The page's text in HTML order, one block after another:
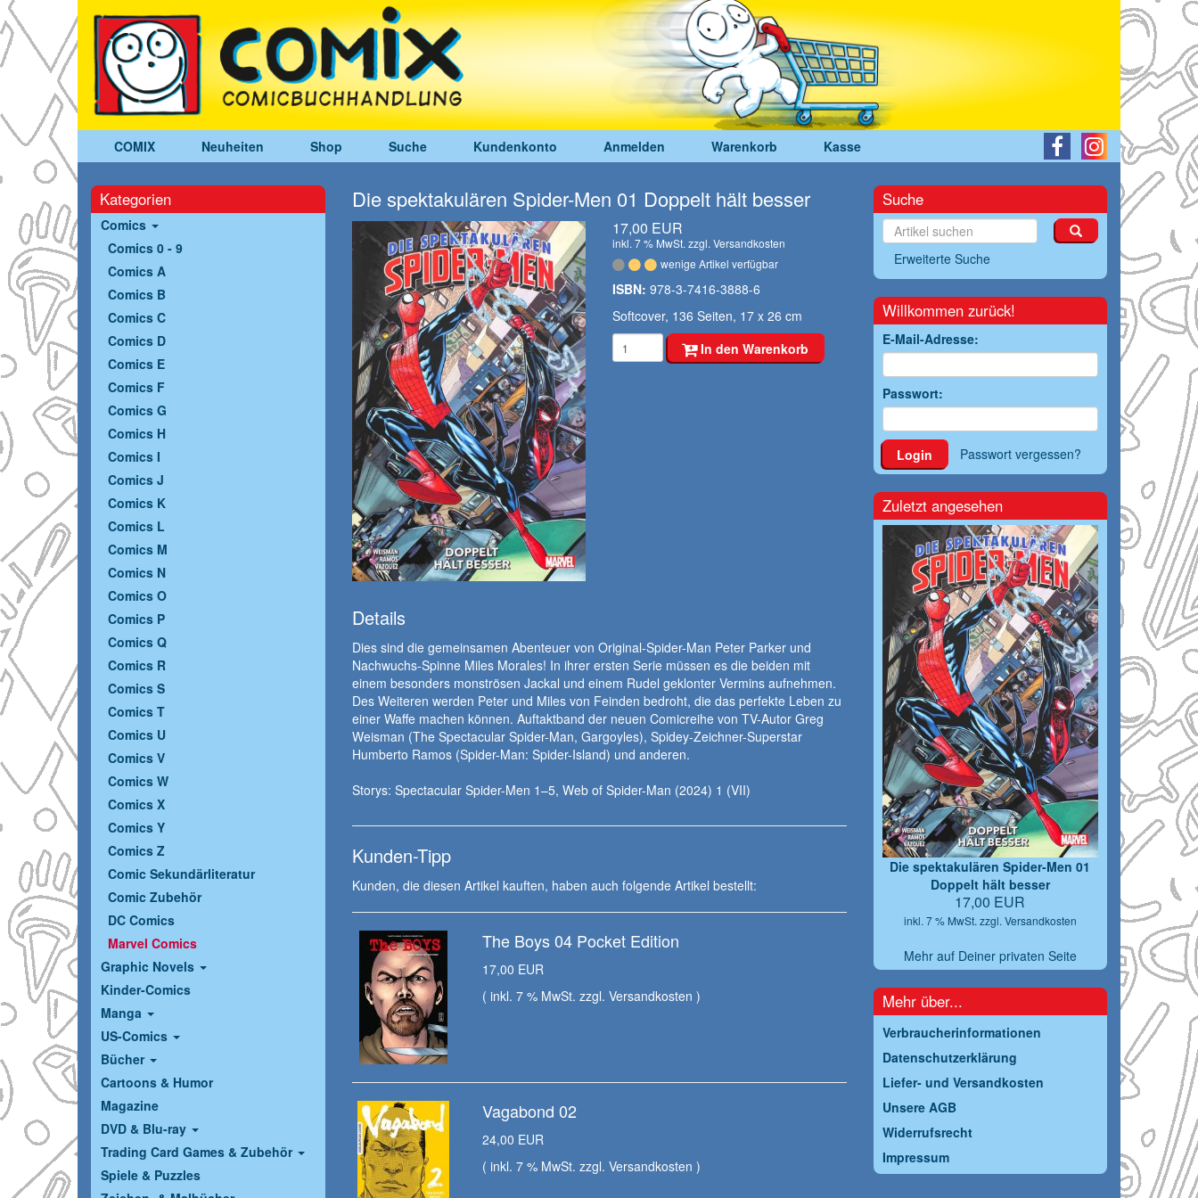
COMIX Neuheiten Shop Suche Kundenkonto Anmelden Warenkorb Kasse
Kategorien
Comics
Comics 0 - 9
Comics A
Comics B
Comics C
Comics D
Comics E
Comics F
Comics G
Comics H
Comics I
Comics J
Comics K
Comics L
Comics M
Comics N
Comics O
Comics P
Comics Q
Comics R
Comics S
Comics T
Comics U
Comics V
Comics W
Comics X
Comics Y
Comics Z
Comic Sekundärliteratur
Comic Zubehör
DC Comics
Marvel Comics
Graphic Novels
Kinder-Comics
Manga
US-Comics
Bücher
Cartoons & Humor
Magazine
DVD & Blu-ray
Trading Card Games & Zubehör
Spiele & Puzzles
Die spektakulären Spider-Men 01 Doppelt hält besser
17,00 EUR
inkl. 7 % MwSt. zzgl. Versandkosten
wenige Artikel verfügbar
ISBN: 978-3-7416-3888-6
Softcover, 136 Seiten, 17 x 26 cm
In den Warenkorb
Details
Dies sind die gemeinsamen Abenteuer von Original-Spider-Man Peter Parker und
Nachwuchs-Spinne Miles Morales! In ihrer ersten Serie müssen es die beiden mit
einem besonders monströsen Jackal und einem Rudel geklonter Vermins aufnehmen.
Des Weiteren werden Peter und Miles von Feinden bedroht, die das perfekte Leben zu
einer Waffe machen können. Auftaktband der neuen Comicreihe von TV-Autor Greg
Weisman (The Spectacular Spider-Man, Gargoyles), Spidey-Zeichner-Superstar
Humberto Ramos (Spider-Man: Spider-Island) und anderen.
Storys: Spectacular Spider-Men 1–5, Web of Spider-Man (2024) 1 (VII)
Kunden-Tipp
Kunden, die diesen Artikel kauften, haben auch folgende Artikel bestellt:
The Boys 04 Pocket Edition
17,00 EUR
( inkl. 7 % MwSt. zzgl. Versandkosten )
Vagabond 02
24,00 EUR
( inkl. 7 % MwSt. zzgl. Versandkosten )
Suche
Erweiterte Suche
Willkommen zurück!
E-Mail-Adresse:
Passwort:
Login Passwort vergessen?
Zuletzt angesehen
Die spektakulären Spider-Men 01
Doppelt hält besser
17,00 EUR
inkl. 7 % MwSt. zzgl. Versandkosten
Mehr auf Deiner privaten Seite
Mehr über...
Verbraucherinformationen
Datenschutzerklärung
Liefer- und Versandkosten
Unsere AGB
Widerrufsrecht
Impressum